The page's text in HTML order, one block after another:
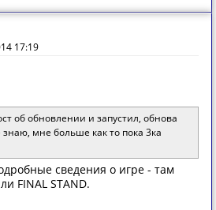
17:19
об обновлении и запустил, обнова
знаю, мне больше как то пока 3ка
сведения о игре - там
FINAL STAND.